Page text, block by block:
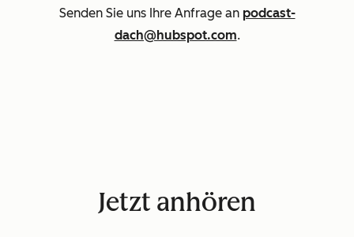
Senden Sie uns Ihre Anfrage an podcast-
dach@hubspot.com.
Jetzt anhören